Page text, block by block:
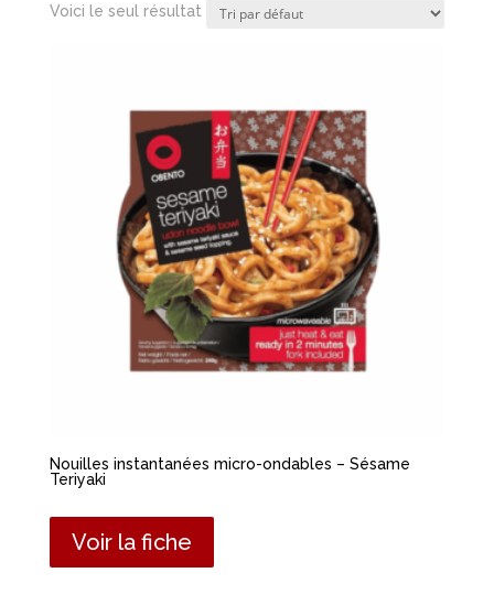
Voici le seul résultat
Nouilles instantanées micro-ondables – Sésame
Teriyaki
Voir la fiche